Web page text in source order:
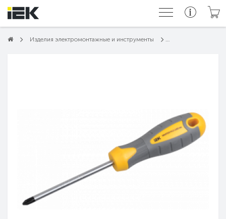
Изделия электромонтажные и инструменты